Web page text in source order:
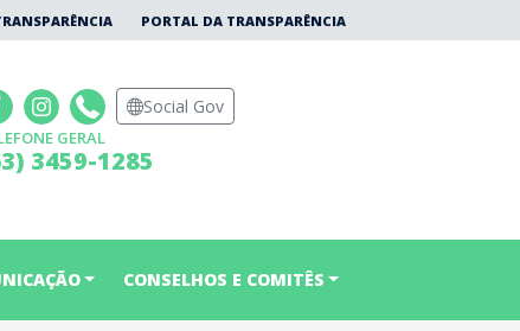
PORTAL DA TRANSPARÊNCIA
Social Gov
GERAL
3459-1285
CONSELHOS E COMITÊS